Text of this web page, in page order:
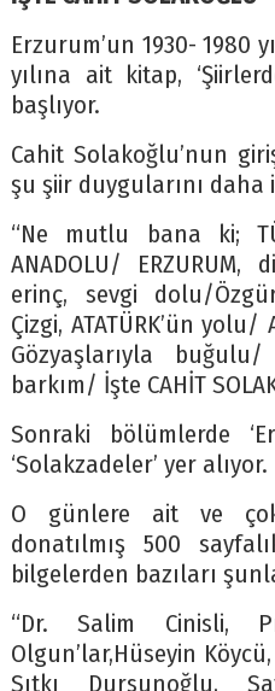
Erzurum’un 1930- 1980
yılına ait kitap,
başlıyor.
Cahit Solakoğlu’nun
şu şiir duygularını daha
“Ne mutlu bana ki;
ANADOLU/
erinç, sevgi dolu/
Çizgi, ATATÜRK’ün
Gözyaşlarıyla
barkım/ İşte CAHİT
Sonraki bölümlerde
‘Solakzadeler’ yer alıyor.
O günlere ait ve
donatılmış 500
bilgelerden bazıları
“Dr. Salim Cinisli,
Olgun’lar,Hüseyin
Sıtkı Dursunoğlu,